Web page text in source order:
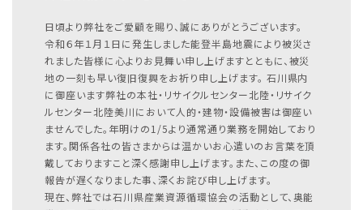
日頃より弊社をご愛顧を賜り、誠にありがとうございます。
令和６年１月１日に発生しました能登半島地震により被災さ
れました皆様に心よりお見舞い申し上げますとともに、被災
地の一刻も早い復旧復興をお祈り申し上げます。 石川県内
に御座います弊社の本社・リサイクルセンター北陸・リサイク
ルセンター北陸美川において人的・建物・設備被害は御座い
ませんでした。年明けの1/5より通常通り業務を開始しており
ます。関係各社の皆さまからは温かいお心遣いのお言葉を頂
戴しておりますこと深く感謝申し上げます。また、この度の御
報告が遅くなりました事、深くお詫び申し上げます。
現在、弊社では石川県産業資源循環協会の活動として、奥能